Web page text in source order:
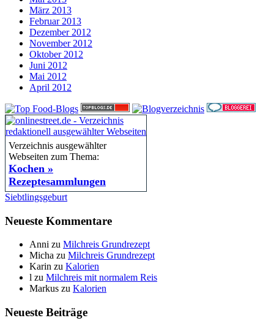
März 2013
Februar 2013
Dezember 2012
November 2012
Oktober 2012
Juni 2012
Mai 2012
April 2012
Verzeichnis ausgewählter
Webseiten zum Thema:
Kochen »
Rezeptesammlungen
Siebtlingsgeburt
Neueste Kommentare
Anni zu Milchreis Grundrezept
Micha zu Milchreis Grundrezept
Karin zu Kalorien
l zu Milchreis mit normalem Reis
Markus zu Kalorien
Neueste Beiträge